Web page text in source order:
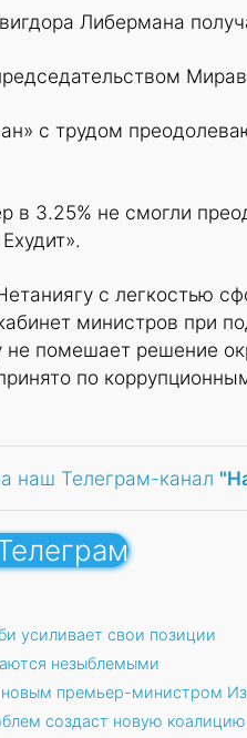
Либермана
с трудом
в 3.25% не смогли
с легкостью
министров при
не помешает решение
по
наш Телеграм-канал
усиливает свои позиции
незыблемыми
новым премьер-министром
создаст новую